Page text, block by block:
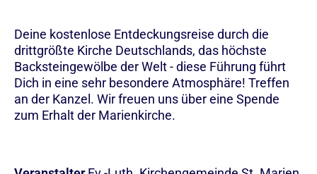
Deine kostenlose Entdeckungsreise durch die
drittgrößte Kirche Deutschlands, das höchste
Backsteingewölbe der Welt - diese Führung führt
Dich in eine sehr besondere Atmosphäre! Treffen
an der Kanzel. Wir freuen uns über eine Spende
zum Erhalt der Marienkirche.